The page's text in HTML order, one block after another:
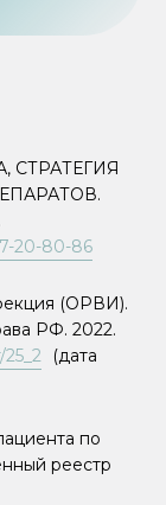
СТРАТЕГИЯ
20-80-86
(ОРВИ).
РФ. 2022.
(дата
по
реестр